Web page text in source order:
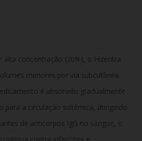
alta concentração (20%), o Hizentra
menores por via subcutânea.
é absorvido gradualmente
para a circulação sistêmica, atingindo
de anticorpos IgG no sangue, o